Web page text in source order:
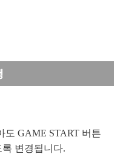
도 GAME START 버튼
변경됩니다.